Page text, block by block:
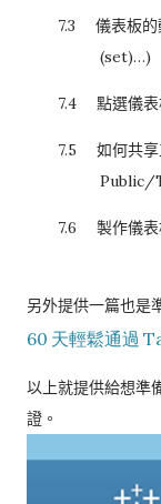
7.3 儀表板
(set)…)
7.4 點選儀
7.5 如何共
Public/
7.6 製作儀
另外提供一篇也是
60 天輕鬆通過
以上就提供給想準
證。